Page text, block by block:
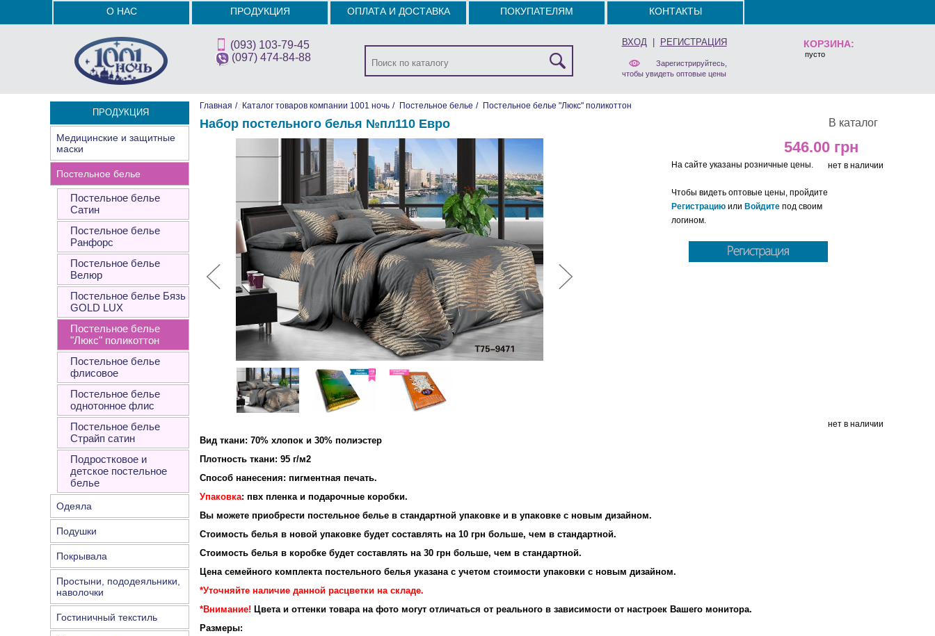
КОРЗИНА:
пусто
О НАС ПРОДУКЦИЯ ОПЛАТА И ДОСТАВКА ПОКУПАТЕЛЯМ КОНТАКТЫ
(093) 103-79-45
(097) 474-84-88
ВХОД| РЕГИСТРАЦИЯ
Зарегистрируйтесь,
чтобы увидеть оптовые цены
ПРОДУКЦИЯ
Медицинские и защитные
маски
Постельное белье
Постельное белье
Сатин
Постельное белье
Ранфорс
Постельное белье
Велюр
Постельное белье Бязь
GOLD LUX
Постельное белье
"Люкс" поликоттон
Постельное белье
флисовое
Постельное белье
однотонное флис
Постельное белье
Страйп сатин
Подростковое и
детское постельное
белье
Одеяла
Подушки
Покрывала
Простыни, пододеяльники,
наволочки
Гостиничный текстиль
Главная / Каталог товаров компании 1001 ночь / Постельное белье / Постельное белье "Люкс" поликоттон
В каталог
Набор постельного белья №пл110 Евро
546.00
нет в наличии
На сайте указаны розничные цены.
Чтобы видеть оптовые цены, пройдите
Регистрацию или Войдите под своим
логином.
нет в наличии
Вид ткани: 70% хлопок и 30% полиэстер
Плотность ткани: 95 г/м2
Способ нанесения: пигментная печать.
Упаковка: пвх пленка и подарочные коробки.
Вы можете приобрести постельное белье в стандартной упаковке и в упаковке с новым дизайном.
Стоимость белья в новой упаковке будет составлять на 10 грн больше, чем в стандартной.
Стоимость белья в коробке будет составлять на 30 грн больше, чем в стандартной.
Цена семейного комплекта постельного белья указана с учетом стоимости упаковки с новым дизайном.
*Уточняйте наличие данной расцветки на складе.
*Внимание! Цвета и оттенки товара на фото могут отличаться от реального в зависимости от настроек Вашего монитора.
Размеры: